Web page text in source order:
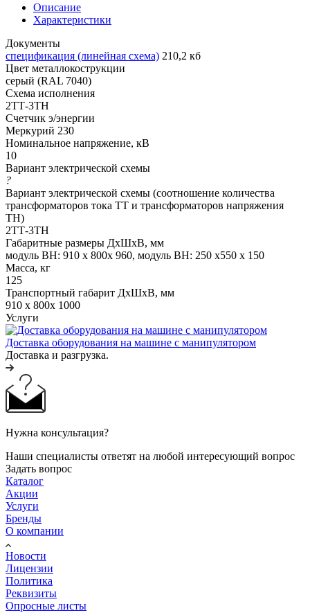
Описание
Характеристики
Документы
спецификация (линейная схема) 210,2 кб
Цвет металлокострукции
серый (RAL 7040)
Схема исполнения
2ТТ-3ТН
Счетчик э/энергии
Меркурий 230
Номинальное напряжение, кВ
10
Вариант электрической схемы
?
Вариант электрической схемы (соотношение количества
трансформаторов тока ТТ и трансформаторов напряжения
ТН)
2ТТ-3ТН
Габаритные размеры ДхШхВ, мм
модуль ВН: 910 х 800х 960, модуль ВН: 250 х550 х 150
Масса, кг
125
Транспортный габарит ДхШхВ, мм
910 х 800х 1000
Услуги
Доставка оборудования на машине с манипулятором
Доставка и разгрузка.
Нужна консультация?
Наши специалисты ответят на любой интересующий вопрос
Задать вопрос
Каталог
Акции
Услуги
Бренды
О компании
Новости
Лицензии
Политика
Реквизиты
Опросные листы